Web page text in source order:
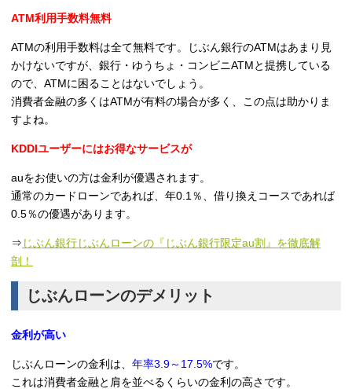
ATM利用手数料無料
ATMの利用手数料は全て無料です。じぶん銀行のATMはあまり見
かけないですが、銀行・ゆうちょ・コンビニATMと提携している
ので、ATMに困ることはないでしょう。
消費者金融の多くはATMが有料の場合が多く、この点は助かりま
すよね。
KDDIユーザーにはお得なサービスが
auをお使いの方は金利が優遇されます。
通常のカードローンであれば、年0.1％、借り換えコースであれば
0.5％の優遇があります。
⇒ じぶん銀行じぶんローンの『じぶん銀行限定au割』を徹底解
剖！
じぶんローンのデメリット
金利が高い
じぶんローンの金利は、 年率3.9～17.5%です。
これは消費者金融と肩を並べるくらいの金利の高さです。